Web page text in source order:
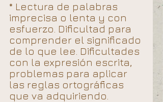
* Lectura de palabras
imprecisa o lenta y con
esfuerzo. Dificultad para
comprender el significado
de lo que lee. Dificultades
con la expresión escrita,
problemas para aplicar
las reglas ortográficas
que va adquiriendo.